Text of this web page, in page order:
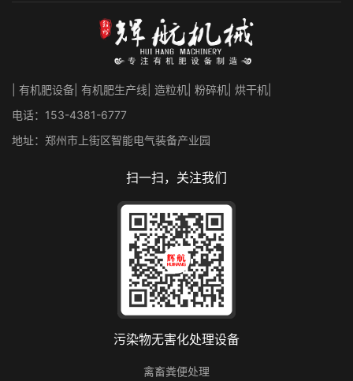
| 有机肥设备| 有机肥生产线| 造粒机| 粉碎机| 烘干机|
电话：153-4381-6777
地址：郑州市上街区智能电气装备产业园
扫一扫，关注我们
污染物无害化处理设备
禽畜粪便处理